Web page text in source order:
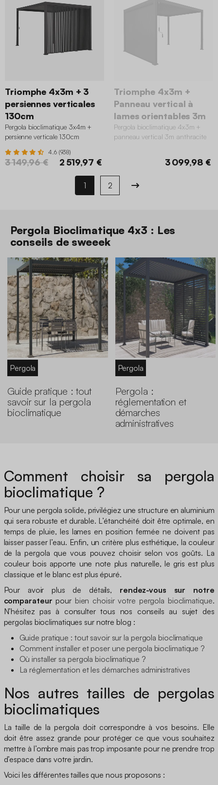
Triomphe 4x3m + 3
persiennes verticales
130cm
Pergola bioclimatique 3x4m +
persienne verticale 130cm
4.6 (938)
3 149,96 € 2 519,97 €
Triomphe 4x3m +
Panneau vertical à
lames orientables 3m
Pergola bioclimatique 4x3m +
panneau vertical 3m anthracite
3 099,98 €
1 2
Pergola Bioclimatique 4x3 : Les
conseils de sweeek
Pergola
Guide pratique : tout
savoir sur la pergola
bioclimatique
Pergola
Pergola :
réglementation et
démarches
administratives
Comment choisir sa pergola
bioclimatique ?
Pour une pergola solide, privilégiez une structure en aluminium
qui sera robuste et durable. L’étanchéité doit être optimale, en
temps de pluie, les lames en position fermée ne doivent pas
laisser passer l’eau. Enfin, un critère plus esthétique, la couleur
de la pergola que vous pouvez choisir selon vos goûts. La
couleur bois apporte une note plus naturelle, le gris est plus
classique et le blanc est plus épuré.
Pour avoir plus de détails, rendez-vous sur notre
comparateur pour bien choisir votre pergola bioclimatique.
N’hésitez pas à consulter tous nos conseils au sujet des
pergolas bioclimatiques sur notre blog :
Guide pratique : tout savoir sur la pergola bioclimatique
Comment installer et poser une pergola bioclimatique ?
Où installer sa pergola bioclimatique ?
La réglementation et les démarches administratives
Nos autres tailles de pergolas
bioclimatiques
La taille de la pergola doit correspondre à vos besoins. Elle
doit être assez grande pour protéger ce que vous souhaitez
mettre à l’ombre mais pas trop imposante pour ne prendre trop
d’espace dans votre jardin.
Voici les différentes tailles que nous proposons :